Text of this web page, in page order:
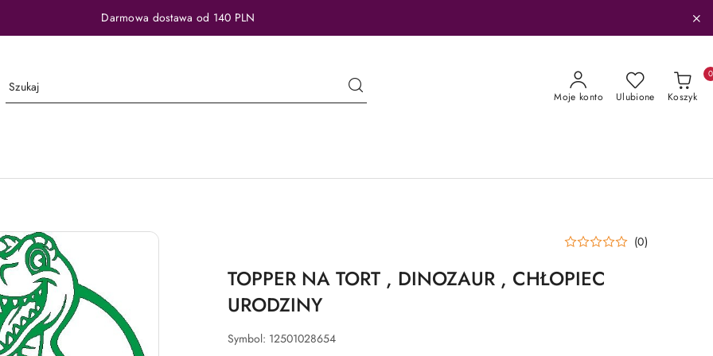
Darmowa dostawa od 140 PLN
Moje konto Ulubione Koszyk
0
(0)
TOPPER NA TORT , DINOZAUR , CHŁOPIEC
URODZINY
Symbol: 12501028654